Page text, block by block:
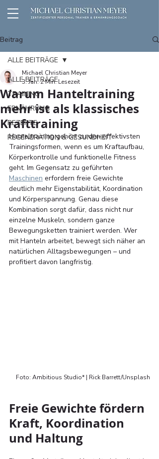
Beitrag
ALLE BEITRÄGE
TRAINING
ERNÄHRUNG
REZEPTE
REGENERATION & GESUNDHEIT
ALLE BEITRÄGE
Warum Hanteltraining
mehr ist als klassisches
Krafttraining
Michael Christian Meyer
3. Jan. 2 Min. Lesezeit
Hanteltraining gehört zu den effektivsten
Trainingsformen, wenn es um Kraftaufbau,
Körperkontrolle und funktionelle Fitness
geht. Im Gegensatz zu geführten
Maschinen erfordern freie Gewichte
deutlich mehr Eigenstabilität, Koordination
und Körperspannung. Genau diese
Kombination sorgt dafür, dass nicht nur
einzelne Muskeln, sondern ganze
Bewegungsketten trainiert werden. Wer
mit Hanteln arbeitet, bewegt sich näher an
natürlichen Alltagsbewegungen – und
profitiert davon langfristig.
Foto: Ambitious Studio* | Rick Barrett/Unsplash
Freie Gewichte fördern
Kraft, Koordination
und Haltung